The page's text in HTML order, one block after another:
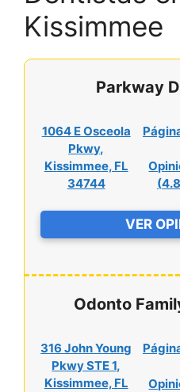
Kissimmee
Parkway
1064 E Osceola
Pkwy,
Kissimmee, FL
34744
(
VER
Odonto
316 John Young
Pkwy STE 1,
Kissimmee, FL